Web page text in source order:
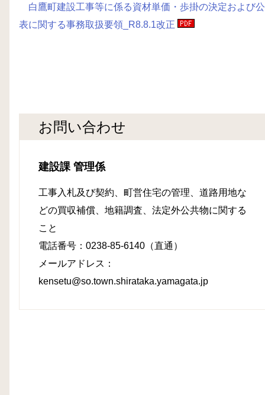
白鷹町建設工事等に係る資材単価・歩掛の決定および公
表に関する事務取扱要領_R8.8.1改正
お問い合わせ
建設課 管理係
工事入札及び契約、町営住宅の管理、道路用地な
どの買収補償、地籍調査、法定外公共物に関する
こと
電話番号：0238-85-6140（直通）
メールアドレス：
kensetu@so.town.shirataka.yamagata.jp